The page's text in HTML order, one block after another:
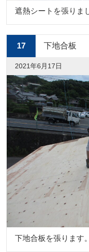
遮熱シートを張りま
17 下地合板
2021年6月17日
下地合板を張ります。